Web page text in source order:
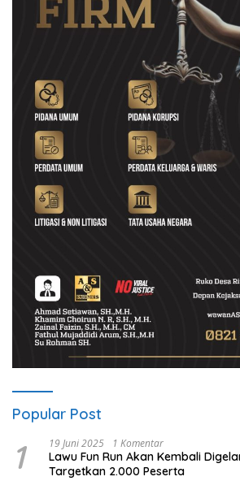
Popular Post
1 19 Juni 2025 1 Komentar
Lawu Fun Run Akan Kembali
Targetkan 2.000 Peserta